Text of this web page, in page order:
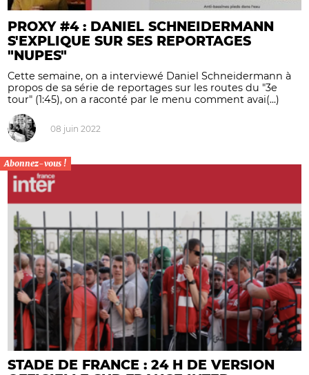
PROXY #4 : DANIEL SCHNEIDERMANN
S'EXPLIQUE SUR SES REPORTAGES
"NUPES"
Cette semaine, on a interviewé Daniel Schneidermann à
propos de sa série de reportages sur les routes du "3e
tour" (1:45), on a raconté par le menu comment avai(...)
08 juin 2022
Abonnez-vous !
STADE DE FRANCE : 24 H DE VERSION